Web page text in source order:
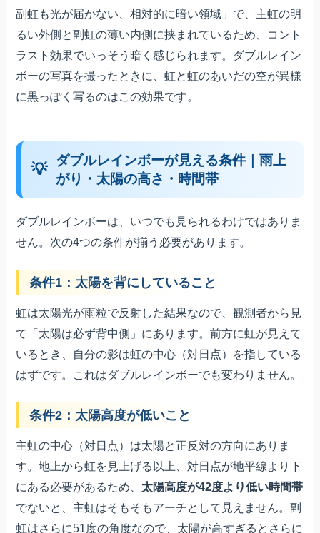
副虹も光が届かない、相対的に暗い領域」で、主虹の明
るい外側と副虹の薄い内側に挟まれているため、コント
ラスト効果でいっそう暗く感じられます。ダブルレイン
ボーの写真を撮ったときに、虹と虹のあいだの空が異様
に黒っぽく写るのはこの効果です。
ダブルレインボーが見える条件｜雨上
がり・太陽の高さ・時間帯
ダブルレインボーは、いつでも見られるわけではありま
せん。次の4つの条件が揃う必要があります。
条件1：太陽を背にしていること
虹は太陽光が雨粒で反射した結果なので、観測者から見
て「太陽は必ず背中側」にあります。前方に虹が見えて
いるとき、自分の影は虹の中心（対日点）を指している
はずです。これはダブルレインボーでも変わりません。
条件2：太陽高度が低いこと
主虹の中心（対日点）は太陽と正反対の方向にありま
す。地上から虹を見上げる以上、対日点が地平線より下
にある必要があるため、 太陽高度が42度より低い時間帯
でないと、主虹はそもそもアーチとして見えません。副
虹はさらに51度の角度なので、太陽が高すぎるとさらに